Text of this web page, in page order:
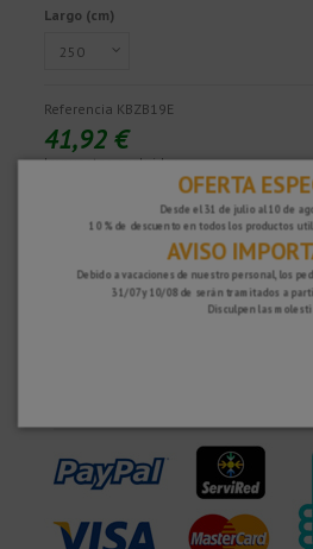
Largo (cm)
Referencia KBZB19E
41,92 €
Impuestos excluidos
OFERTA
Desde el 31 de julio al 10 de
10 % de descuento en todos los productos
AVISO
Debido a vacaciones de nuestro personal, los
31/07 y 10/08 de serán tramitados a
Disculpen las